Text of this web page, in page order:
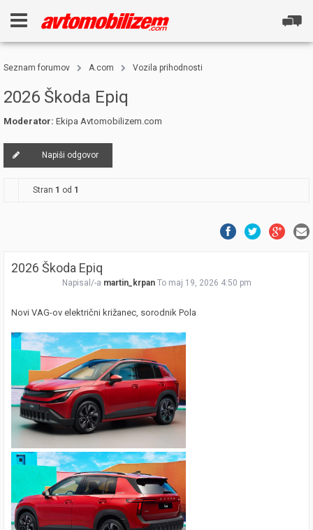
Seznam forumov A.com Vozila prihodnosti
2026 Škoda Epiq
Moderator: Ekipa Avtomobilizem.com
Napiši odgovor
Stran 1 od 1
2026 Škoda Epiq
Napisal/-a martin_krpan To maj 19, 2026 4:50 pm
Novi VAG-ov električni križanec, sorodnik Pola